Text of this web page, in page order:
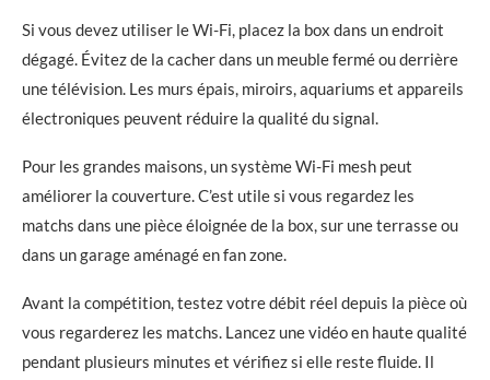
Si vous devez utiliser le Wi-Fi, placez la box dans un endroit
dégagé. Évitez de la cacher dans un meuble fermé ou derrière
une télévision. Les murs épais, miroirs, aquariums et appareils
électroniques peuvent réduire la qualité du signal.
Pour les grandes maisons, un système Wi-Fi mesh peut
améliorer la couverture. C’est utile si vous regardez les
matchs dans une pièce éloignée de la box, sur une terrasse ou
dans un garage aménagé en fan zone.
Avant la compétition, testez votre débit réel depuis la pièce où
vous regarderez les matchs. Lancez une vidéo en haute qualité
pendant plusieurs minutes et vérifiez si elle reste fluide. Il